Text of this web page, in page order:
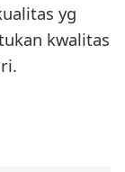
yg
kwalitas